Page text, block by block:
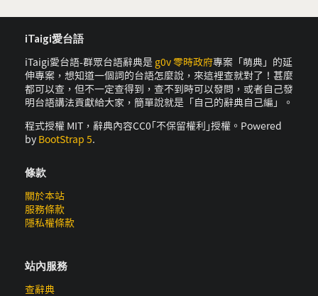
iTaigi愛台語
iTaigi愛台語-群眾台語辭典是 g0v 零時政府專案「萌典」的延
伸專案，想知道一個詞的台語怎麼說，來這裡查就對了！甚麼
都可以查，但不一定查得到，查不到時可以發問，或者自己發
明台語講法貢獻給大家，簡單說就是「自己的辭典自己編」。
程式授權 MIT，辭典內容CC0｢不保留權利｣授權。Powered
by BootStrap 5.
條款
關於本站
服務條款
隱私權條款
站內服務
查辭典